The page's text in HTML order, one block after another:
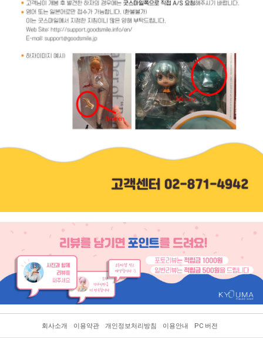
회사소개 이용약관 개인정보처리방침 이용안내 PC 버전